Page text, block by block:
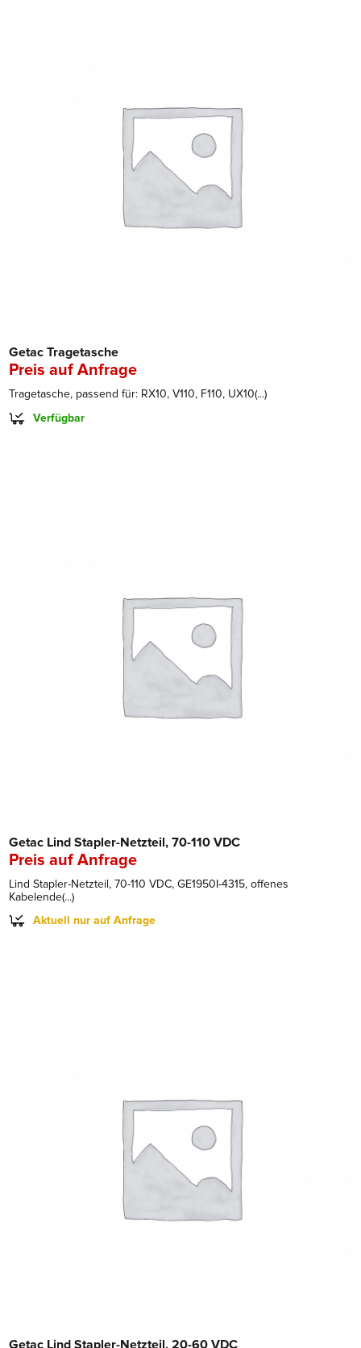
Getac Tragetasche
Preis auf Anfrage
Tragetasche, passend für: RX10, V110, F110, UX10(...)
Verfügbar
Getac Lind Stapler-Netzteil, 70-110 VDC
Preis auf Anfrage
Lind Stapler-Netzteil, 70-110 VDC, GE1950I-4315, offenes
Kabelende(...)
Aktuell nur auf Anfrage